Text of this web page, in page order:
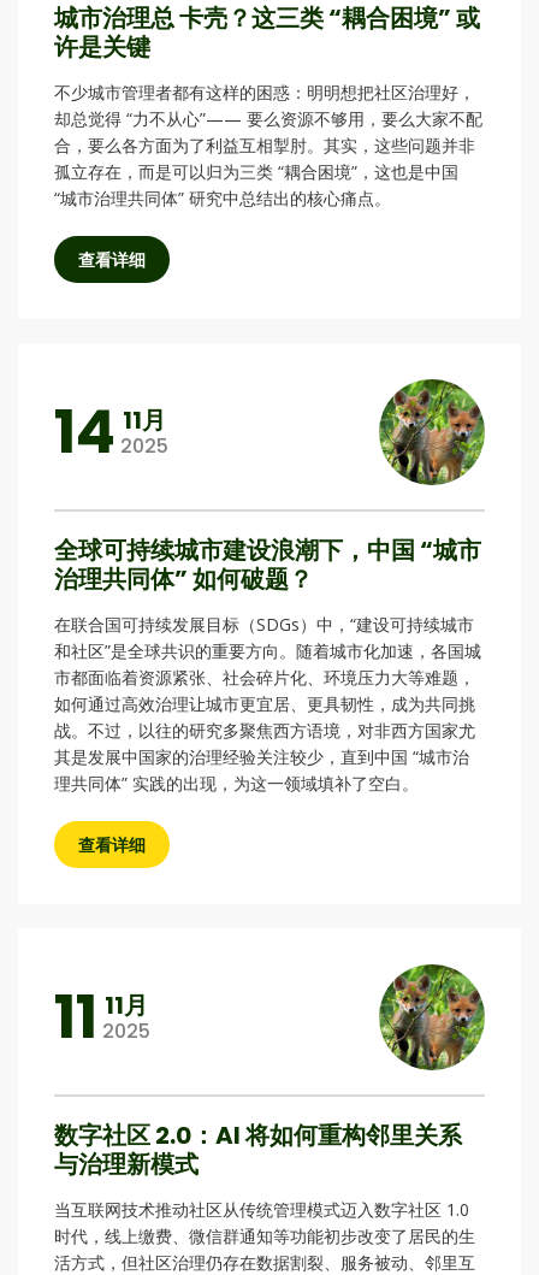
城市治理总 卡壳？这三类 “耦合困境” 或
许是关键
不少城市管理者都有这样的困惑：明明想把社区治理好，
却总觉得 “力不从心”—— 要么资源不够用，要么大家不配
合，要么各方面为了利益互相掣肘。其实，这些问题并非
孤立存在，而是可以归为三类 “耦合困境”，这也是中国
“城市治理共同体” 研究中总结出的核心痛点。
查看详细
14 11月
2025
全球可持续城市建设浪潮下，中国 “城市
治理共同体” 如何破题？
在联合国可持续发展目标（SDGs）中，“建设可持续城市
和社区”是全球共识的重要方向。随着城市化加速，各国城
市都面临着资源紧张、社会碎片化、环境压力大等难题，
如何通过高效治理让城市更宜居、更具韧性，成为共同挑
战。不过，以往的研究多聚焦西方语境，对非西方国家尤
其是发展中国家的治理经验关注较少，直到中国 “城市治
理共同体” 实践的出现，为这一领域填补了空白。
查看详细
11 11月
2025
数字社区 2.0：AI 将如何重构邻里关系
与治理新模式
当互联网技术推动社区从传统管理模式迈入数字社区 1.0
时代，线上缴费、微信群通知等功能初步改变了居民的生
活方式，但社区治理仍存在数据割裂、服务被动、邻里互